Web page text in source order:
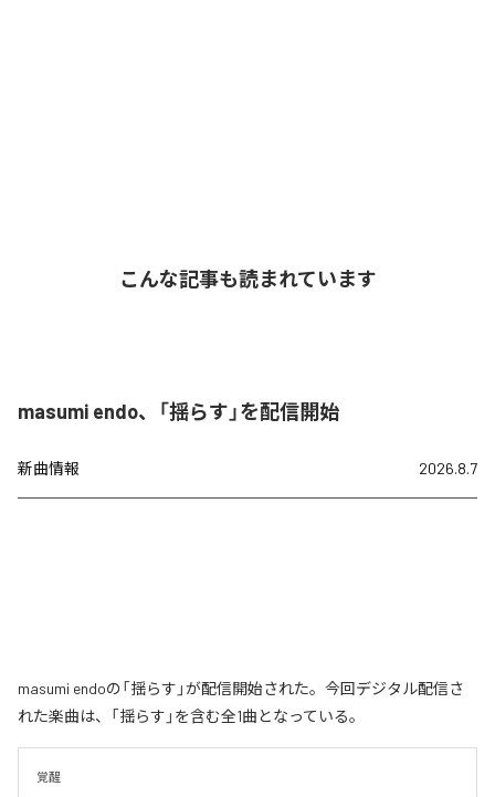
こんな記事も読まれています
masumi endo、「揺らす」を配信開始
新曲情報 2026.8.7
masumi endoの「揺らす」が配信開始された。今回デジタル配信さ
れた楽曲は、「揺らす」を含む全1曲となっている。
覚醒